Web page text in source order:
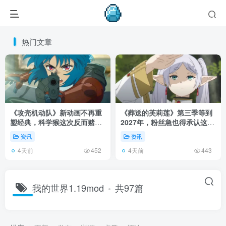
热门文章
《攻壳机动队》新动画不再重
塑经典，科学猴这次反而赌对
了！资讯
4天前 452
《葬送的芙莉莲》第三季等到
2027年，粉丝急也得承认这次
慢得有道理！
资讯
4天前 443
我的世界1.19mod 共97篇